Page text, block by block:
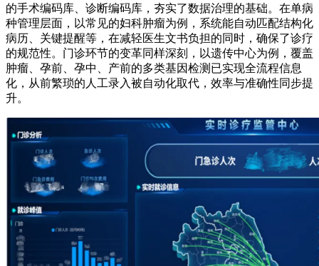
的手术编码库、诊断编码库，夯实了数据治理的基础。在单病
种管理层面，以常见的妇科肿瘤为例，系统能自动匹配结构化
病历、关键提醒等，在减轻医生文书负担的同时，确保了诊疗
的规范性。门诊环节的变革同样深刻，以遗传中心为例，覆盖
肿瘤、孕前、孕中、产前的多类基因检测已实现全流程信息
化，从前繁琐的人工录入被自动化取代，效率与准确性同步提
升。